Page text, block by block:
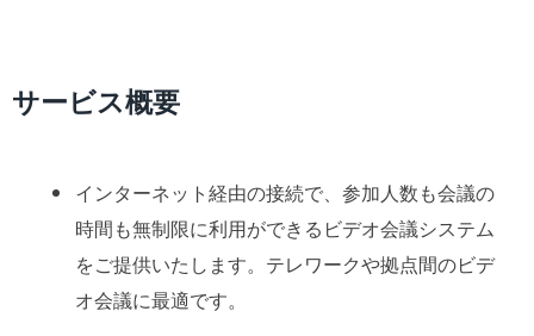
サービス概要
インターネット経由の接続で、参加人数も会議の
時間も無制限に利用ができるビデオ会議システム
をご提供いたします。テレワークや拠点間のビデ
オ会議に最適です。